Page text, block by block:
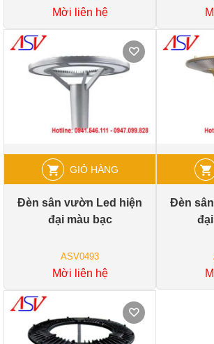
Mời liên hệ
GIỎ HÀNG
Đèn sân vườn Led hiện
đại màu bạc
ASV0493
Mời liên hệ
Đèn